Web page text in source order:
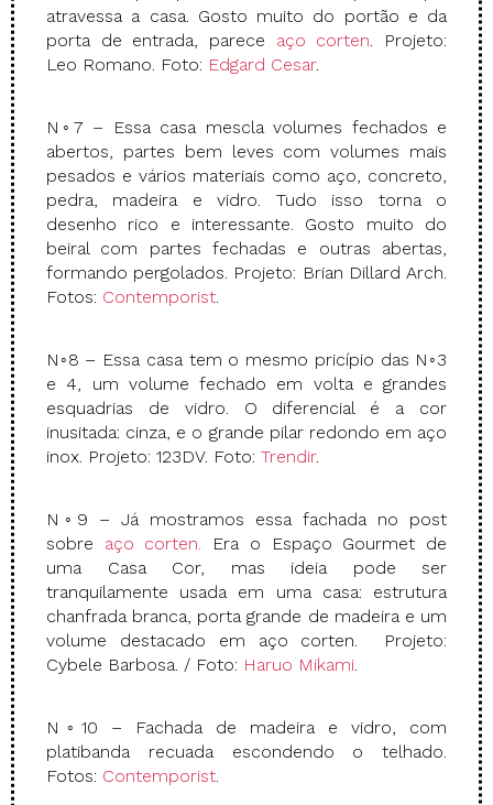
atravessa a casa. Gosto muito do portão e da
porta de entrada, parece aço corten. Projeto:
Leo Romano. Foto: Edgard Cesar.
N◦7 – Essa casa mescla volumes fechados e
abertos, partes bem leves com volumes mais
pesados e vários materiais como aço, concreto,
pedra, madeira e vidro. Tudo isso torna o
desenho rico e interessante. Gosto muito do
beiral com partes fechadas e outras abertas,
formando pergolados. Projeto: Brian Dillard Arch.
Fotos: Contemporist.
N◦8 – Essa casa tem o mesmo pricípio das N◦3
e 4, um volume fechado em volta e grandes
esquadrias de vidro. O diferencial é a cor
inusitada: cinza, e o grande pilar redondo em aço
inox. Projeto: 123DV. Foto: Trendir.
N◦9 – Já mostramos essa fachada no post
sobre aço corten. Era o Espaço Gourmet de
uma Casa Cor, mas ideia pode ser
tranquilamente usada em uma casa: estrutura
chanfrada branca, porta grande de madeira e um
volume destacado em aço corten. Projeto:
Cybele Barbosa. / Foto: Haruo Mikami.
N◦10 – Fachada de madeira e vidro, com
platibanda recuada escondendo o telhado.
Fotos: Contemporist.